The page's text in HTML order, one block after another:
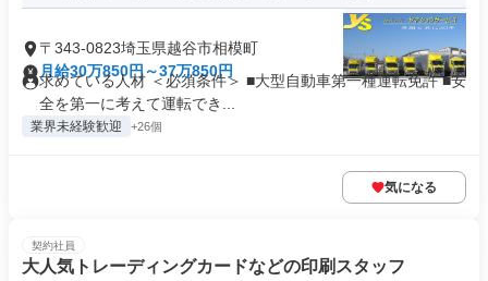
〒343-0823埼玉県越谷市相模町
月給30万850円～37万850円
求めている人材 ＜必須条件＞ ■大型自動車第一種運転免許 ■安
全を第一に考えて運転でき...
業界未経験歓迎 +26個
気になる
契約社員
大人気トレーディングカードなどの印刷スタッフ